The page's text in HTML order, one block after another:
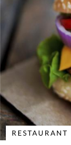
RESTAURANT